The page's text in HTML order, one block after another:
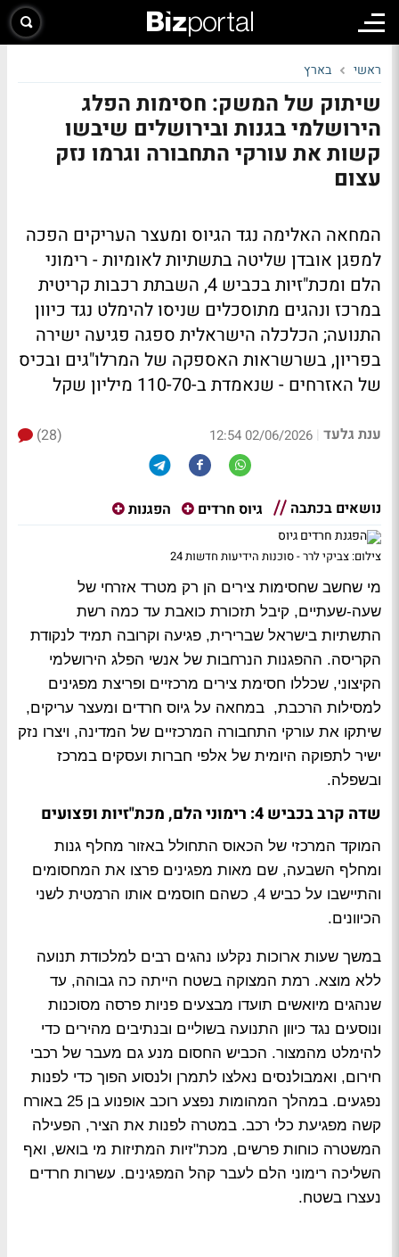
ראשי בארץ
שיתוק של המשק: חסימות הפלג
הירושלמי בגנות ובירושלים שיבשו
קשות את עורקי התחבורה וגרמו נזק
עצום
המחאה האלימה נגד הגיוס ומעצר העריקים הפכה
למפגן אובדן שליטה בתשתיות לאומיות - רימוני
הלם ומכת"זיות בכביש 4, השבתת רכבות קריטית
במרכז ונהגים מתוסכלים שניסו להימלט נגד כיוון
התנועה; הכלכלה הישראלית ספגה פגיעה ישירה
בפריון, בשרשראות האספקה של המרלו"גים ובכיס
של האזרחים - שנאמדת ב-110-70 מיליון שקל
ענת גלעד |
02/06/2026 12:54
(28)
נושאים בכתבה גיוס חרדים הפגנות
צילום: צביקי לרר - סוכנות הידיעות חדשות 24
מי שחשב שחסימות צירים הן רק מטרד אזרחי של
שעה-שעתיים, קיבל תזכורת כואבת עד כמה רשת
התשתיות בישראל שברירית, פגיעה וקרובה תמיד לנקודת
הקריסה. ההפגנות הנרחבות של אנשי הפלג הירושלמי
הקיצוני, שכללו חסימת צירים מרכזיים ופריצת מפגינים
למסילות הרכבת, במחאה על גיוס חרדים ומעצר עריקים,
שיתקו את עורקי התחבורה המרכזיים של המדינה, ויצרו נזק
ישיר לתפוקה היומית של אלפי חברות ועסקים במרכז
ובשפלה.
שדה קרב בכביש 4: רימוני הלם, מכת"זיות ופצועים
המוקד המרכזי של הכאוס התחולל באזור מחלף גנות
ומחלף השבעה, שם מאות מפגינים פרצו את המחסומים
והתיישבו על כביש 4, כשהם חוסמים אותו הרמטית לשני
הכיוונים.
במשך שעות ארוכות נקלעו נהגים רבים למלכודת תנועה
ללא מוצא. רמת המצוקה בשטח הייתה כה גבוהה, עד
שנהגים מיואשים תועדו מבצעים פניות פרסה מסוכנות
ונוסעים נגד כיוון התנועה בשוליים ובנתיבים מהירים כדי
להימלט מהמצור. הכביש החסום מנע גם מעבר של רכבי
חירום, ואמבולנסים נאלצו לתמרן ולנסוע הפוך כדי לפנות
נפגעים. במהלך המהומות נפצע רוכב אופנוע בן 25 באורח
קשה מפגיעת כלי רכב. במטרה לפנות את הציר, הפעילה
המשטרה כוחות פרשים, מכת"זיות המתיזות מי בואש, ואף
השליכה רימוני הלם לעבר קהל המפגינים. עשרות חרדים
נעצרו בשטח.